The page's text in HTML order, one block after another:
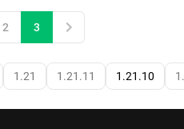
2 3
1.21 1.21.11 1.21.10